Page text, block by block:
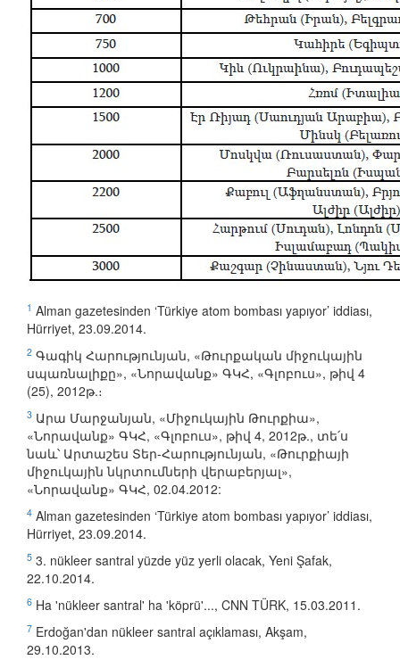
1 Alman gazetesinden ‘Türkiye atom bombası yapıyor’ iddiası,
Hürriyet, 23.09.2014.
2 Գագիկ Հարությունյան, «Թուրքական միջուկային
սպառնալիքը», «Նորավանք» ԳԿՀ, «Գլոբուս», թիվ 4
(25), 2012թ.։
3 Արա Մարջանյան, «Միջուկային Թուրքիա»,
«Նորավանք» ԳԿՀ, «Գլոբուս», թիվ 4, 2012թ., տե՛ս
նաև՝ Արտաշես Տեր-Հարությունյան, «Թուրքիայի
միջուկային նկրտումների վերաբերյալ»,
«Նորավանք» ԳԿՀ, 02.04.2012:
4 Alman gazetesinden ‘Türkiye atom bombası yapıyor’ iddiası,
Hürriyet, 23.09.2014.
5 3. nükleer santral yüzde yüz yerli olacak, Yeni Şafak,
22.10.2014.
6 Ha 'nükleer santral' ha 'köprü'..., CNN TÜRK, 15.03.2011.
7 Erdoğan'dan nükleer santral açıklaması, Akşam,
29.10.2013.